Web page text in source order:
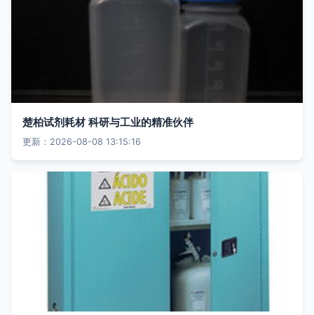
楚柏试剂耗材 科研与工业的精准伙伴
更新：2026-08-08 13:15:16